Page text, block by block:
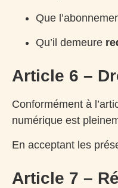
Que
Qu’il demeure
Article 6 –
Conformément à
numérique est
En acceptant les
Article 7 –